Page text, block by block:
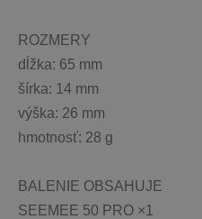
ROZMERY
dĺžka: 65 mm
šírka: 14 mm
výška: 26 mm
hmotnosť: 28 g
BALENIE OBSAHUJE
SEEMEE 50 PRO ×1